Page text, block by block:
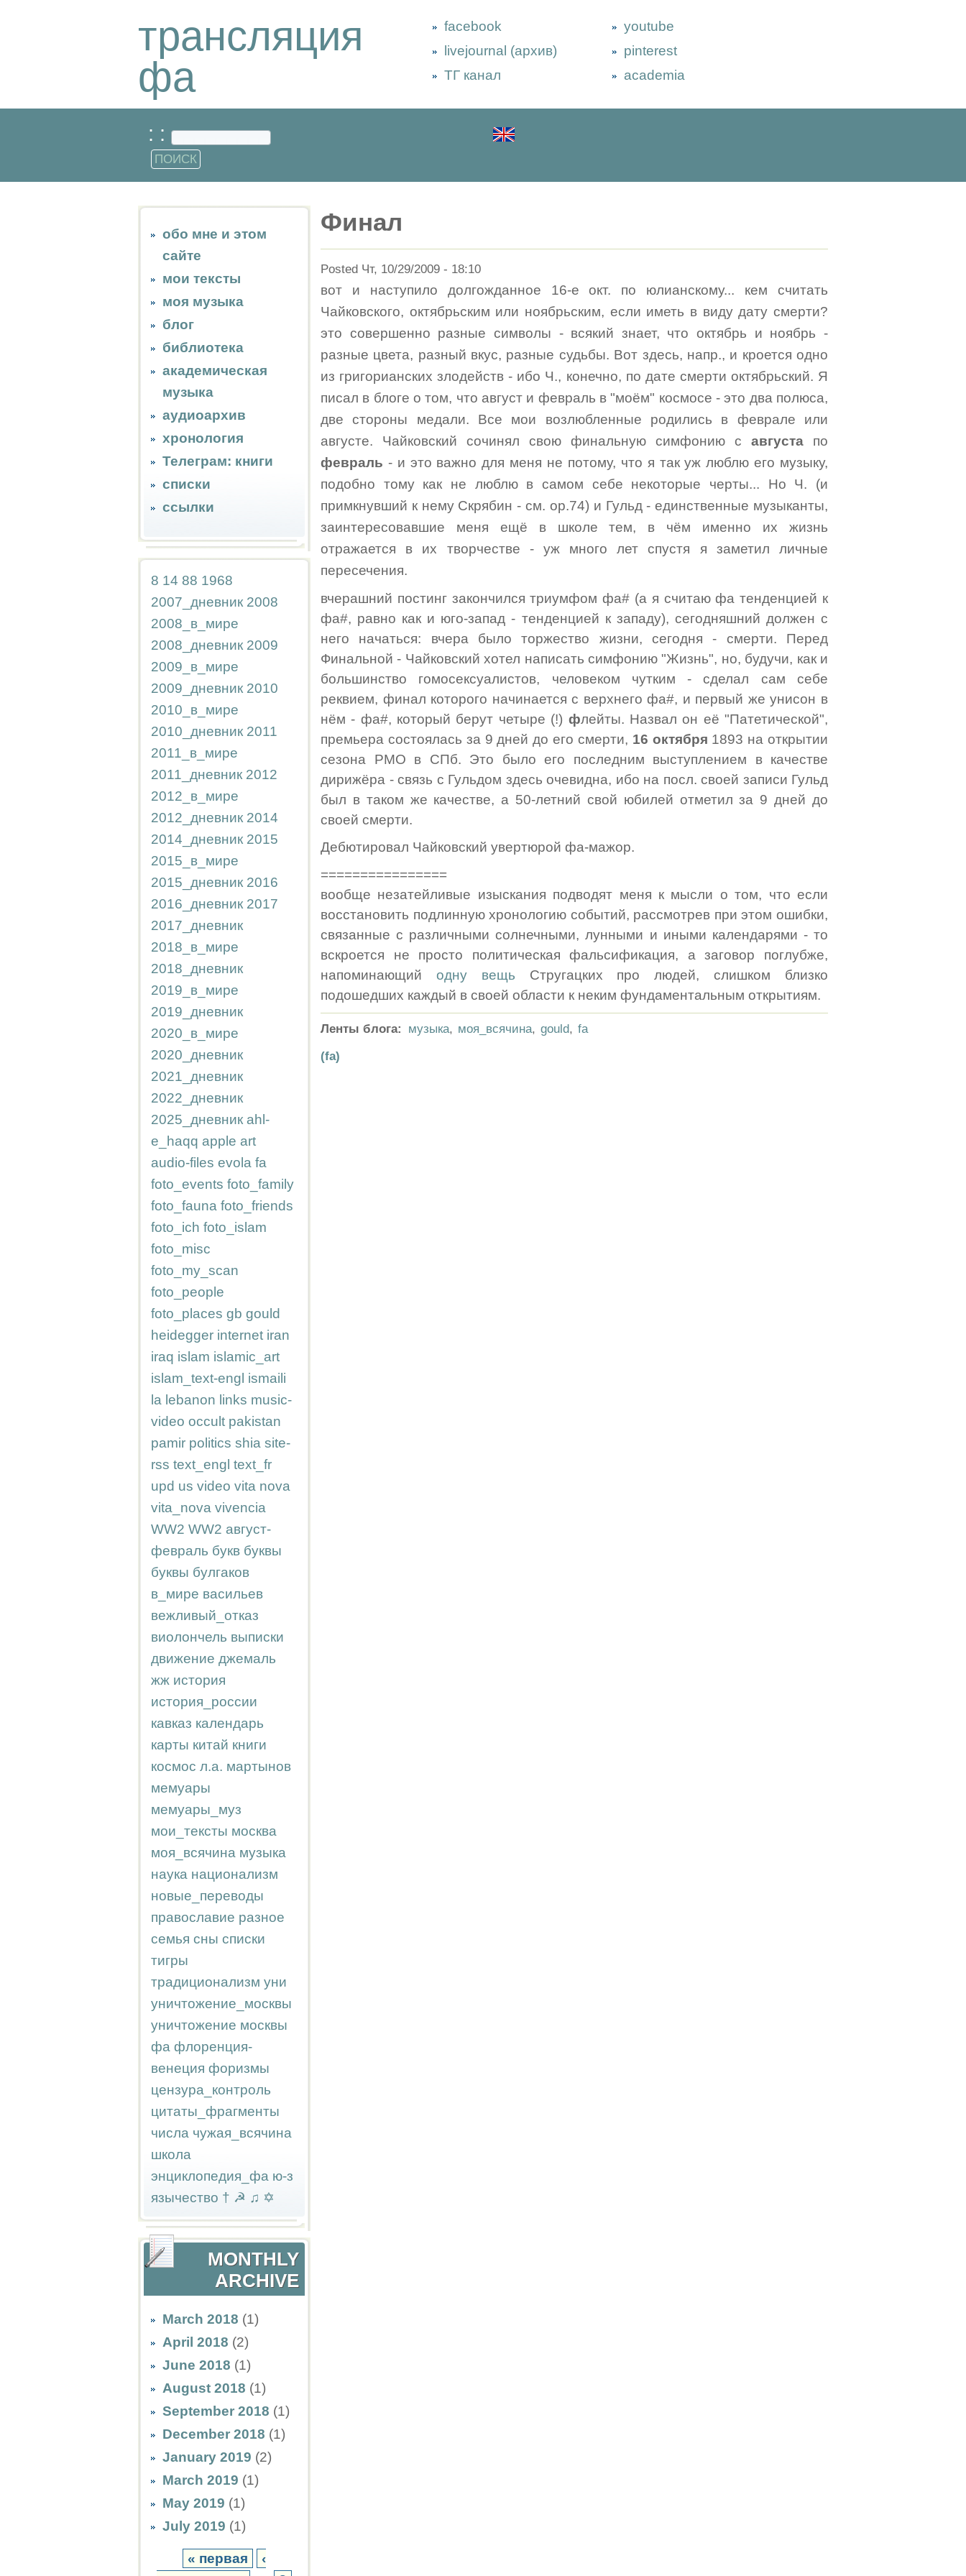
трансляция
фа
facebook
livejournal (архив)
ТГ канал
youtube
pinterest
academia
: :
обо мне и этом
сайте
мои тексты
моя музыка
блог
библиотека
академическая
музыка
аудиоархив
хронология
Телеграм: книги
списки
ссылки
8 14 88 1968
2007_дневник 2008
2008_в_мире
2008_дневник 2009
2009_в_мире
2009_дневник 2010
2010_в_мире
2010_дневник 2011
2011_в_мире
2011_дневник 2012
2012_в_мире
2012_дневник 2014
2014_дневник 2015
2015_в_мире
2015_дневник 2016
2016_дневник 2017
2017_дневник
2018_в_мире
2018_дневник
2019_в_мире
2019_дневник
2020_в_мире
2020_дневник
2021_дневник
2022_дневник
2025_дневник ahl-
e_haqq apple art
audio-files evola fa
foto_events foto_family
foto_fauna foto_friends
foto_ich foto_islam
foto_misc
foto_my_scan
foto_people
foto_places gb gould
heidegger internet iran
iraq islam islamic_art
islam_text-engl ismaili
la lebanon links music-
video occult pakistan
pamir politics shia site-
rss text_engl text_fr
upd us video vita nova
vita_nova vivencia
WW2 WW2 август-
февраль букв буквы
буквы булгаков
в_мире васильев
вежливый_отказ
виолончель выписки
движение джемаль
жж история
история_россии
кавказ календарь
карты китай книги
космос л.а. мартынов
мемуары
мемуары_муз
мои_тексты москва
моя_всячина музыка
наука национализм
новые_переводы
православие разное
семья сны списки
тигры
традиционализм уни
уничтожение_москвы
уничтожение москвы
фа флоренция-
венеция форизмы
цензура_контроль
цитаты_фрагменты
числа чужая_всячина
школа
энциклопедия_фа ю-з
язычество † ☭ ♫ ✡
MONTHLY
ARCHIVE
March 2018 (1)
April 2018 (2)
June 2018 (1)
August 2018 (1)
September 2018 (1)
December 2018 (1)
January 2019 (2)
March 2019 (1)
May 2019 (1)
July 2019 (1)
« первая
‹
Финал
Posted Чт, 10/29/2009 - 18:10
вот и наступило долгожданное 16-е окт. по юлианскому... кем считать
Чайковского, октябрьским или ноябрьским, если иметь в виду дату смерти?
это совершенно разные символы - всякий знает, что октябрь и ноябрь -
разные цвета, разный вкус, разные судьбы. Вот здесь, напр., и кроется одно
из григорианских злодейств - ибо Ч., конечно, по дате смерти октябрьский. Я
писал в блоге о том, что август и февраль в "моём" космосе - это два полюса,
две стороны медали. Все мои возлюбленные родились в феврале или
августе. Чайковский сочинял свою финальную симфонию с августа по
февраль - и это важно для меня не потому, что я так уж люблю его музыку,
подобно тому как не люблю в самом себе некоторые черты... Но Ч. (и
примкнувший к нему Скрябин - см. op.74) и Гульд - единственные музыканты,
заинтересовавшие меня ещё в школе тем, в чём именно их жизнь
отражается в их творчестве - уж много лет спустя я заметил личные
пересечения.
вчерашний постинг закончился триумфом фа# (а я считаю фа тенденцией к
фа#, равно как и юго-запад - тенденцией к западу), сегодняшний должен с
него начаться: вчера было торжество жизни, сегодня - смерти. Перед
Финальной - Чайковский хотел написать симфонию "Жизнь", но, будучи, как и
большинство гомосексуалистов, человеком чутким - сделал сам себе
реквием, финал которого начинается с верхнего фа#, и первый же унисон в
нём - фа#, который берут четыре (!) флейты. Назвал он её "Патетической",
премьера состоялась за 9 дней до его смерти, 16 октября 1893 на открытии
сезона РМО в СПб. Это было его последним выступлением в качестве
дирижёра - связь с Гульдом здесь очевидна, ибо на посл. своей записи Гульд
был в таком же качестве, а 50-летний свой юбилей отметил за 9 дней до
своей смерти.
Дебютировал Чайковский увертюрой фа-мажор.
================
вообще незатейливые изыскания подводят меня к мысли о том, что если
восстановить подлинную хронологию событий, рассмотрев при этом ошибки,
связанные с различными солнечными, лунными и иными календарями - то
вскроется не просто политическая фальсификация, а заговор поглубже,
напоминающий одну вещь Стругацких про людей, слишком близко
подошедших каждый в своей области к неким фундаментальным открытиям.
Ленты блога: музыка, моя_всячина, gould, fa
(fa)